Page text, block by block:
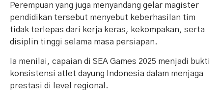
Perempuan yang juga menyandang gelar magister
pendidikan tersebut menyebut keberhasilan tim
tidak terlepas dari kerja keras, kekompakan, serta
disiplin tinggi selama masa persiapan.
Ia menilai, capaian di SEA Games 2025 menjadi bukti
konsistensi atlet dayung Indonesia dalam menjaga
prestasi di level regional.